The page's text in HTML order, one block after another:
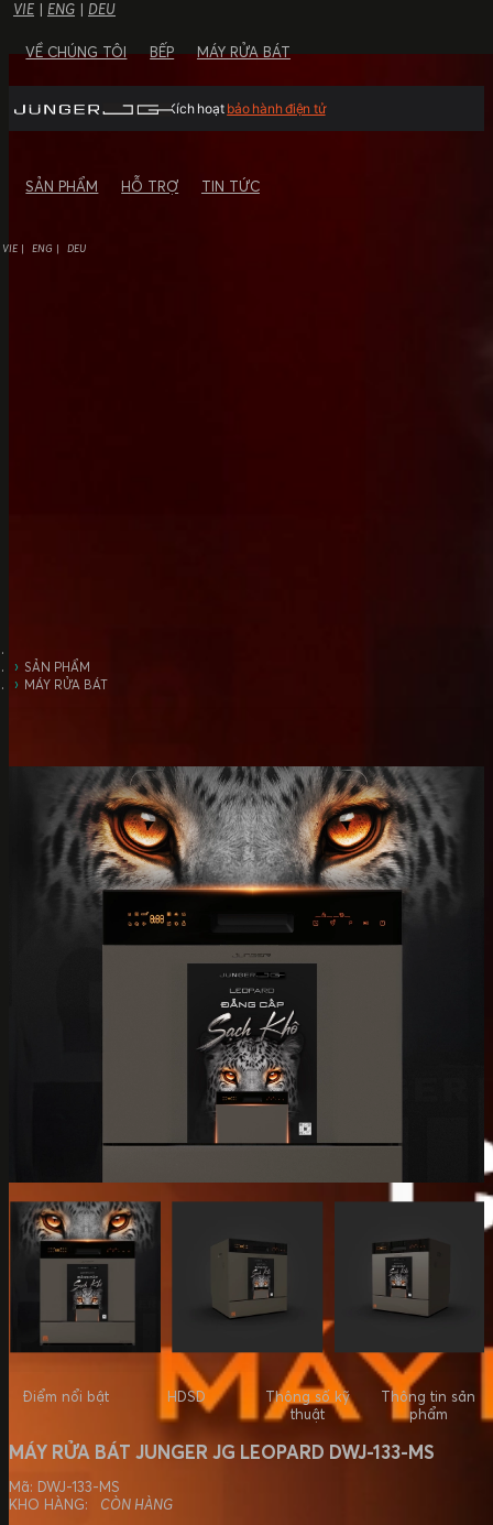
VỀ CHÚNG TÔI BẾP MÁY RỬA BÁT
SẢN PHẨM HỖ TRỢ TIN TỨC
VIE ENG DEU
Kích hoạt bảo hành điện tử
SẢN PHẨM
MÁY RỬA BÁT
Điểm nổi bật HDSD
Thông số kỹ
thuật
Thông tin sản
phẩm
MÁY RỬA BÁT JUNGER JG LEOPARD DWJ-133-MS
Mã: DWJ-133-MS
KHO HÀNG:
CÒN HÀNG
VIE | ENG | DEU